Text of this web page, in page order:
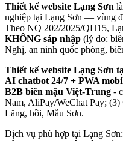
Thiết kế website Lạng Sơn
nghiệp tại Lạng Sơn — vùng
Theo NQ 202/2025/QH15,
KHÔNG sáp nhập (lý do:
Nghị, an ninh quốc phòng,
Thiết kế website Lạng Sơn
AI chatbot 24/7 + PWA
B2B biên mậu Việt-Trung -
Nam, AliPay/WeChat Pay; (3)
Lăng, hồi, Mẫu Sơn.
Dịch vụ phù hợp tại Lạng